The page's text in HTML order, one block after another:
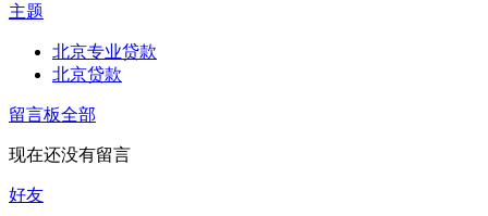
主题
北京专业贷款
北京贷款
留言板全部
现在还没有留言
好友